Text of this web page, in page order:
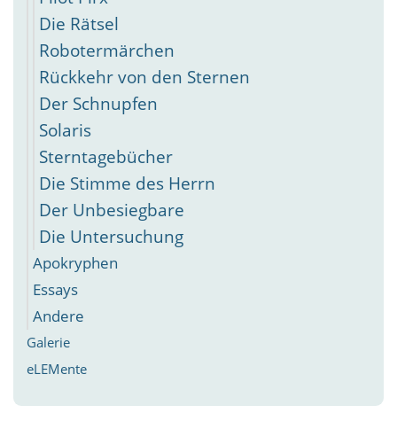
Die Rätsel
Robotermärchen
Rückkehr von den Sternen
Der Schnupfen
Solaris
Sterntagebücher
Die Stimme des Herrn
Der Unbesiegbare
Die Untersuchung
Apokryphen
Essays
Andere
Galerie
eLEMente